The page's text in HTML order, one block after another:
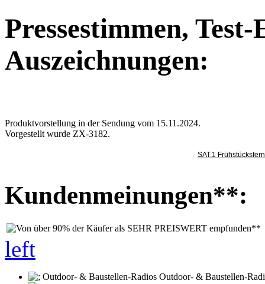
Pressestimmen,
Auszeichnungen:
Produktvorstellung in der Sendung vom 15.11.2024.
Vorgestellt wurde ZX-3182.
SAT.1
Kundenmeinungen**:
left